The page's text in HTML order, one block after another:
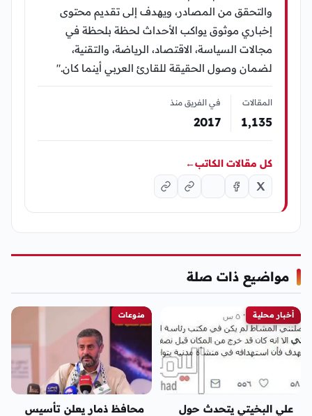
والتحقق من المصادر، ويهدف إلى تقديم محتوى
إخباري موثوق يواكب الأحداث لحظة بلحظة في
مجالات السياسة، الاقتصاد، الرياضة، والتقنية،
لضمان وصول الحقيقة للقارئ العربي أينما كان."
المقالات
1٬135
في الفريق منذ
2017
كل مقالات الكاتب←
مواضيع ذات صلة
أخبار محلية
علي البخيتي يتحدث حول
منوعات
محافظ ذمار يعلن تأسيس